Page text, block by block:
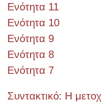
Ενότητα 11
Ενότητα 10
Ενότητα 9
Ενότητα 8
Ενότητα 7
Συντακτικό: Η